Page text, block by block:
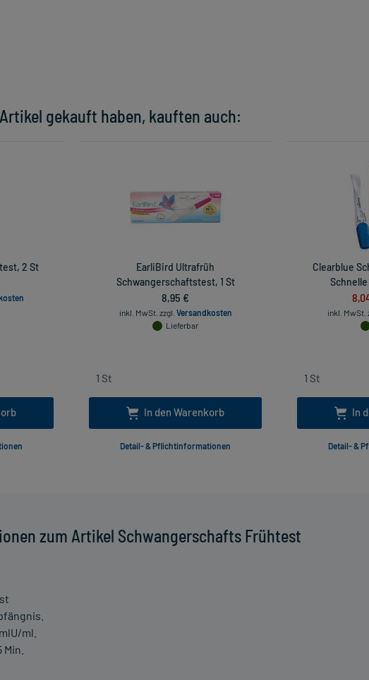
zum Artikel Schwangerschafts Frühtest
ml.
gekauft haben, kauften auch:
2 St
EarliBird Ultrafrüh
Schwangerschaftstest, 1 St
8,95 €
inkl. MwSt. zzgl. Versandkosten
Lieferbar
In den Warenkorb
Detail- & Pflichtinformationen
Clearblue
inkl. MwSt.
In
Detail- &